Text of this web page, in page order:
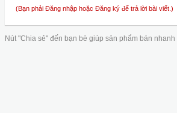
(Bạn phải Đăng nhập hoặc Đăng ký để trả lời bài viết.)
Nút "Chia sẻ" đến bạn bè giúp sản phẩm bán nhanh